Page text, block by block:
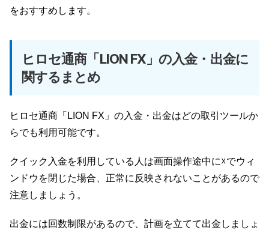
をおすすめします。
ヒロセ通商「LION FX」の入金・出金に
関するまとめ
ヒロセ通商「LION FX」の入金・出金はどの取引ツールか
らでも利用可能です。
クイック入金を利用している人は画面操作途中に☓でウィ
ンドウを閉じた場合、正常に反映されないことがあるので
注意しましょう。
出金には回数制限があるので、計画を立てて出金しましょ